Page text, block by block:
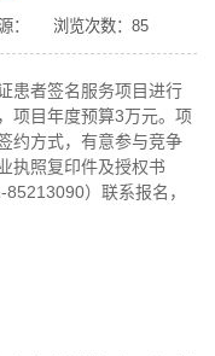
： 浏览次数： 85
患者签名服务项目进行
项目年度预算3万元。项
约方式，有意参与竞争
执照复印件及授权书
）联系报名，